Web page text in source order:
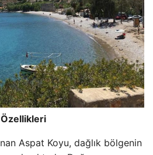
Özellikleri
Aspat Koyu, dağlık bölgenin